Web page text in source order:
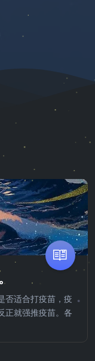
否适合打疫苗，疫
正就强推疫苗。各